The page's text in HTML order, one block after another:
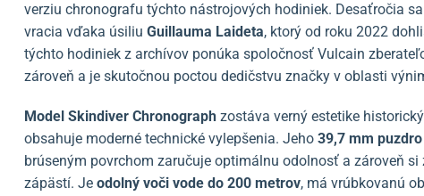
verziu chronografu týchto nástrojových hodiniek. Desaťročia
vracia vďaka úsiliu Guillauma Laideta, ktorý od roku 2022
týchto hodiniek z archívov ponúka spoločnosť Vulcain
zároveň a je skutočnou poctou dedičstvu značky v oblasti
Model Skindiver Chronograph zostáva verný estetike
obsahuje moderné technické vylepšenia. Jeho 39,7 mm
brúseným povrchom zaručuje optimálnu odolnosť a zároveň
zápästí. Je odolný voči vode do 200 metrov, má vrúbkovanú